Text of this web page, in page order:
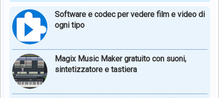
Software e codec per vedere film e video di
ogni tipo
Magix Music Maker gratuito con suoni,
sintetizzatore e tastiera